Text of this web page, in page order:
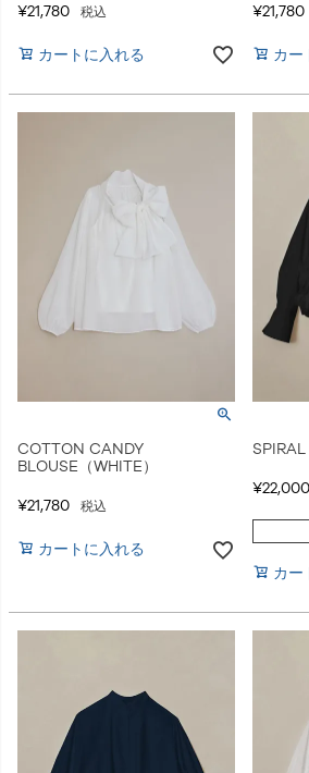
¥21,780 税込
カートに入れる
¥21,780
カー
COTTON CANDY
BLOUSE（WHITE）
¥21,780 税込
カートに入れる
SPIRAL
¥22,000
カー